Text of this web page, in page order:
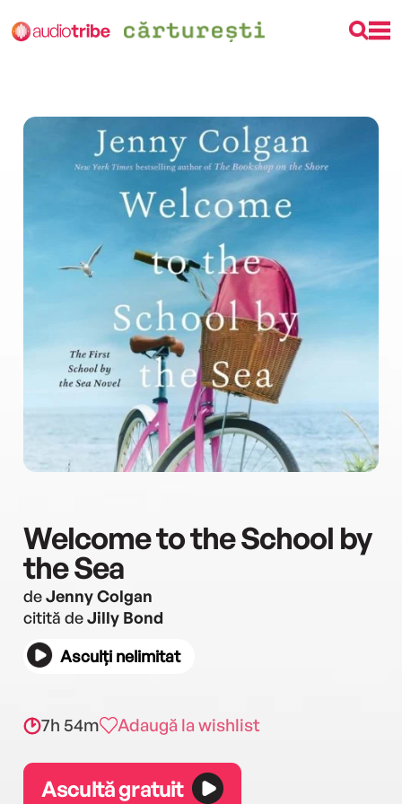
Welcome to the School by
the Sea
deJenny Colgan
citită deJilly Bond
Asculți nelimitat
7h 54m Adaugă la wishlist
Ascultă gratuit